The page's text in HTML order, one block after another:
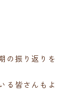
の振り返りを
る皆さんもよ